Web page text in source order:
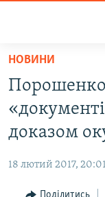
Перейти
основного
матеріалу
до
основної
Перейти
ВОДА.КРИМ
ВІДЕО ТА ФОТО
БЛОГИ
НОВИНИ
доказом
18 лютий 2017, 20:01